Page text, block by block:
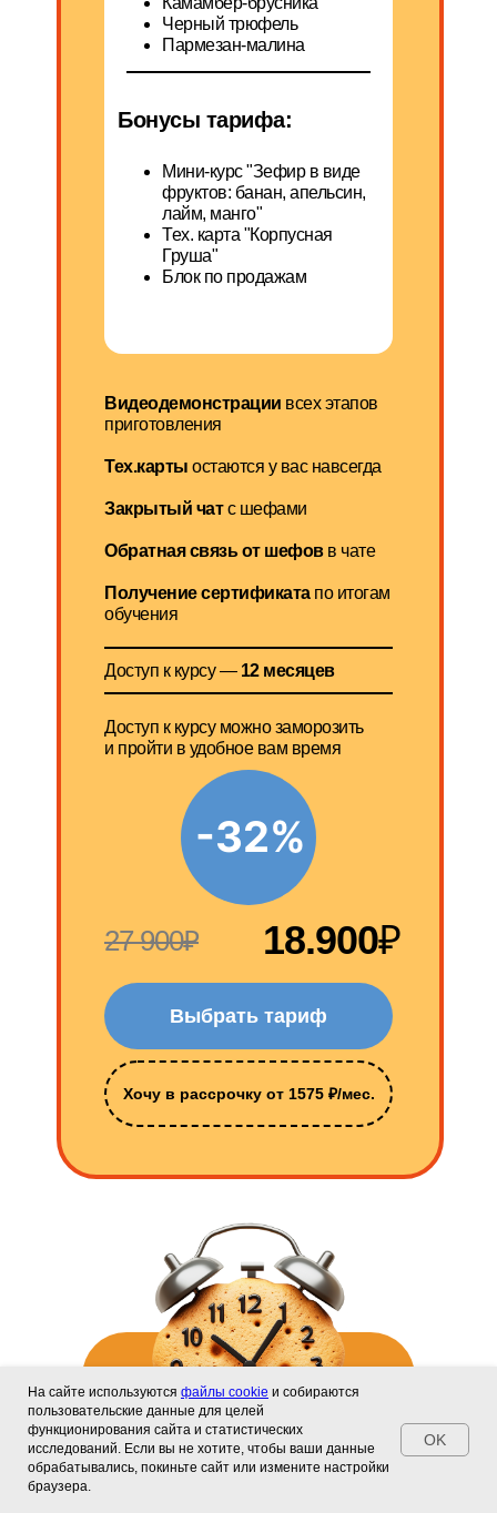
Видеодемонстрации всех этапов
приготовления
Тех.карты остаются у вас навсегда
Закрытый чатс шефами
Обратная связь от шефовв чате
Получение сертификатапо итогам
обучения
Доступ к курсу — 12 месяцев
Доступ к курсу можно заморозить
и пройти в удобное вам время
27 900₽ 18.900₽
Хочу в рассрочку от 1575 ₽/мес.
Выбрать тариф
-32%
Черный трюфель
Пармезан-малина
Бонусы тарифа:
Мини-курс "Зефир в виде
фруктов: банан, апельсин,
лайм, манго"
Тех. карта "Корпусная
Груша"
Блок по продажам
На сайте используются файлы cookie и собираются
пользовательские данные для целей
функционирования сайта и статистических
исследований. Если вы не хотите, чтобы ваши данные
обрабатывались, покиньте сайт или измените настройки
браузера.
OK